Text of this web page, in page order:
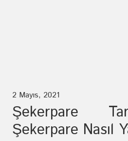
2 Mayıs, 2021
Şekerpare
Şekerpare Nasıl